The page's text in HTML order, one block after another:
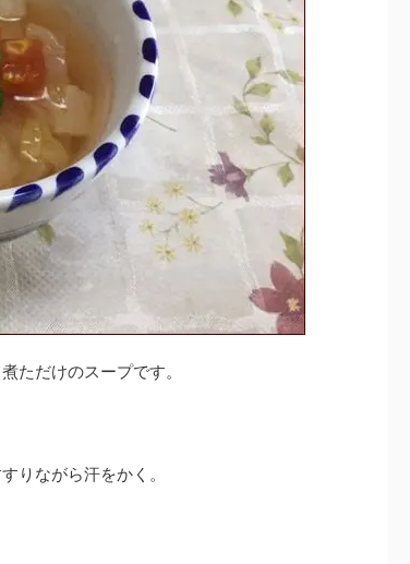
ただけのスープです。
りながら汗をかく。